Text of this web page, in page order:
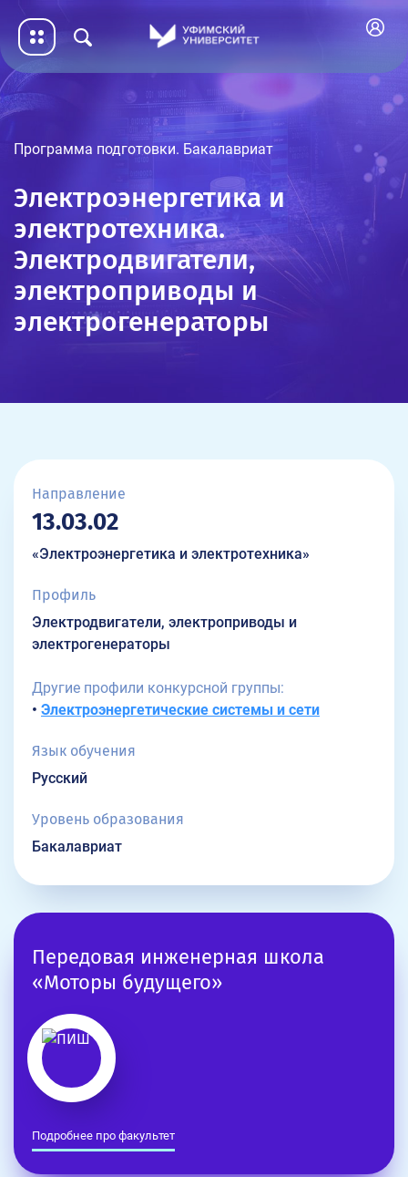
Программа подготовки. Бакалавриат
Электроэнергетика и
электротехника.
Электродвигатели,
электроприводы и
электрогенераторы
Направление
13.03.02
«Электроэнергетика и электротехника»
Профиль
Электродвигатели, электроприводы и
электрогенераторы
Другие профили конкурсной группы:
• Электроэнергетические системы и сети
Язык обучения
Русский
Уровень образования
Бакалавриат
Передовая инженерная школа
«Моторы будущего»
Подробнее про факультет